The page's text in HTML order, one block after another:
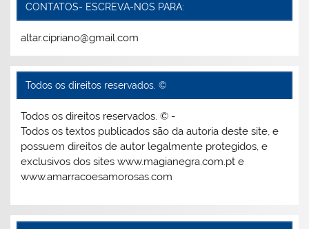
CONTATOS- ESCREVA-NOS PARA:
altar.cipriano@gmail.com
Todos os direitos reservados. ©
Todos os direitos reservados. © -
Todos os textos publicados são da autoria deste site, e
possuem direitos de autor legalmente protegidos, e
exclusivos dos sites www.magianegra.com.pt e
www.amarracoesamorosas.com